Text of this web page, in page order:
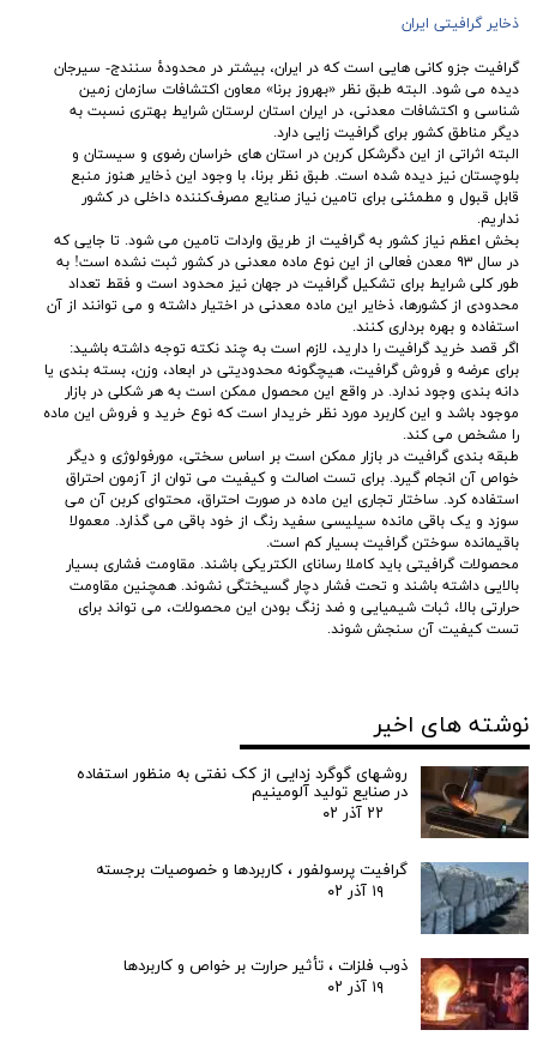
ذخایر گرافیتی ایران
گرافیت جزو کانی ‌هایی است که در ایران، بیشتر در محدودۀ سنندج- سیرجان
دیده می شود. البته طبق نظر «بهروز برنا» معاون اکتشافات سازمان زمین
‌شناسی و اکتشافات معدنی، در ایران استان لرستان شرایط بهتری نسبت به
دیگر مناطق کشور برای گرافیت ‌زایی دارد.
البته اثراتی از این دگرشکل کربن در استان های خراسان رضوی و سیستان و
بلوچستان نیز دیده شده است. طبق نظر برنا، با وجود این ذخایر هنوز منبع
قابل ‌قبول و مطمئنی برای تامین نیاز صنایع مصرف‌کننده داخلی در کشور
نداریم.
بخش اعظم نیاز کشور به گرافیت از طریق واردات تامین می ‌شود. تا جایی که
در سال ۹۳ معدن فعالی از این نوع ماده ‌معدنی در کشور ثبت نشده است! به
طور کلی شرایط برای تشکیل گرافیت در جهان نیز محدود است و فقط تعداد
محدودی از کشورها، ذخایر این ماده معدنی در اختیار داشته و می ‌توانند از آن
استفاده و بهره ‌برداری کنند.
اگر قصد خرید گرافیت را دارید، لازم است به چند نکته توجه داشته باشید:
برای عرضه و فروش گرافیت، هیچگونه محدودیتی در ابعاد، وزن، بسته بندی یا
دانه بندی وجود ندارد. در واقع این محصول ممکن است به هر شکلی در بازار
موجود باشد و این کاربرد مورد نظر خریدار است که نوع خرید و فروش این ماده
را مشخص می کند.
طبقه بندی گرافیت در بازار ممکن است بر اساس سختی، مورفولوژی و دیگر
خواص آن انجام گیرد. برای تست اصالت و کیفیت می توان از آزمون احتراق
استفاده کرد. ساختار تجاری این ماده در صورت احتراق، محتوای کربن آن می
سوزد و یک باقی مانده سیلیسی سفید رنگ از خود باقی می گذارد. معمولا
باقیمانده سوختن گرافیت بسیار کم است.
محصولات گرافیتی باید کاملا رسانای الکتریکی باشند. مقاومت فشاری بسیار
بالایی داشته باشند و تحت فشار دچار گسیختگی نشوند. همچنین مقاومت
حرارتی بالا، ثبات شیمیایی و ضد زنگ بودن این محصولات، می تواند برای
تست کیفیت آن سنجش شوند.
نوشته های اخیر
روشهای گوگرد زدایی از کک نفتی به منظور استفاده
در صنایع تولید آلومینیم
۲۲ آذر ۰۲
گرافیت پرسولفور ، کاربردها و خصوصیات برجسته
۱۹ آذر ۰۲
ذوب فلزات ، تأثیر حرارت بر خواص و کاربردها
۱۹ آذر ۰۲